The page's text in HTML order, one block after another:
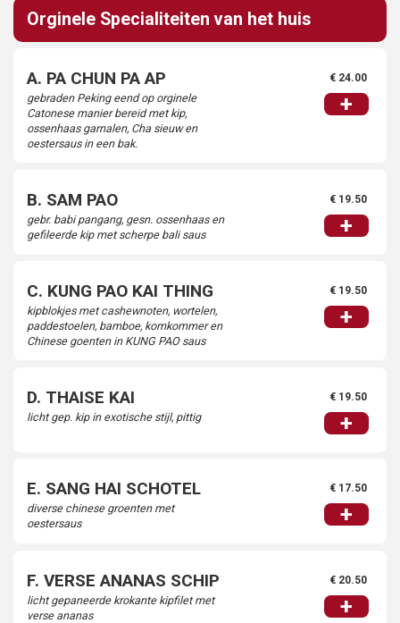
Orginele Specialiteiten van het huis
A. PA CHUN PA AP
gebraden Peking eend op orginele
Catonese manier bereid met kip,
ossenhaas garnalen, Cha sieuw en
oestersaus in een bak.
€ 24.00
+
B. SAM PAO
gebr. babi pangang, gesn. ossenhaas en
gefileerde kip met scherpe bali saus
€ 19.50
+
C. KUNG PAO KAI THING
kipblokjes met cashewnoten, wortelen,
paddestoelen, bamboe, komkommer en
Chinese goenten in KUNG PAO saus
€ 19.50
+
D. THAISE KAI
licht gep. kip in exotische stijl, pittig
€ 19.50
+
E. SANG HAI SCHOTEL
diverse chinese groenten met
oestersaus
€ 17.50
+
F. VERSE ANANAS SCHIP
licht gepaneerde krokante kipfilet met
verse ananas
€ 20.50
+